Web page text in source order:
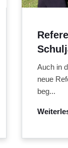
Auch in
neue
beg...